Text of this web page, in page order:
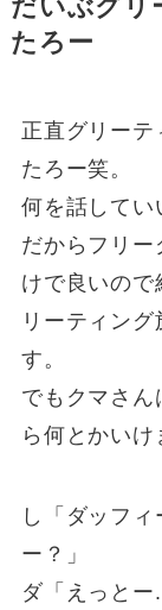
だいぶグリ
たろー
正直グリーテ
たろー笑。
何を話してい
だからフリ
けで良いの
リーティン
す。
でもクマさ
ら何とかい
し「ダッフ
ー？」
ダ「えっとー